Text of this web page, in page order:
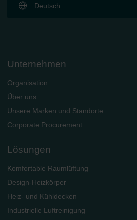
Limitet Şirketi: Web Sitesi Çerezleri
danych Zehnder
Deutsch
Unternehmen
Organisation
Über uns
Unsere Marken und Standorte
Corporate Procurement
Lösungen
Komfortable Raumlüftung
Design-Heizkörper
Heiz- und Kühldecken
Industrielle Luftreinigung